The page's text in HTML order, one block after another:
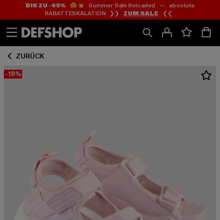
Zum
Inhalt
springen
Zum
Fußzeile
springen
BIS ZU -65%😲💥 Summer Sale Reloaded — absolute
RABATTESKALATION ❯❯ ZUM SALE ❮❮
ZURÜCK
-18%